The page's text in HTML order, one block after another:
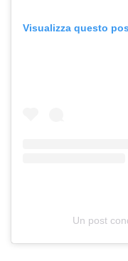
Visualizza questo
Un post